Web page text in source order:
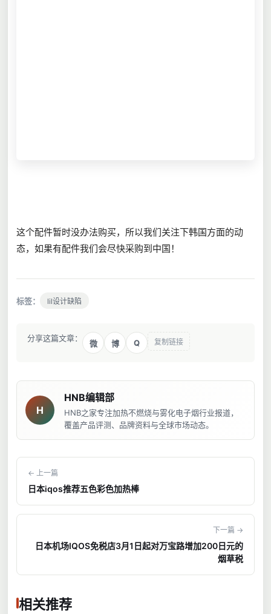
这个配件暂时没办法购买，所以我们关注下韩国方面的动
态，如果有配件我们会尽快采购到中国！
标签： lil设计缺陷
分享这篇文章：
微 博 Q 复制链接
H
HNB编辑部
HNB之家专注加热不燃烧与雾化电子烟行业报道，
覆盖产品评测、品牌资料与全球市场动态。
← 上一篇
日本iqos推荐五色彩色加热棒
下一篇 →
日本机场IQOS免税店3月1日起对万宝路增加200日元的
烟草税
相关推荐